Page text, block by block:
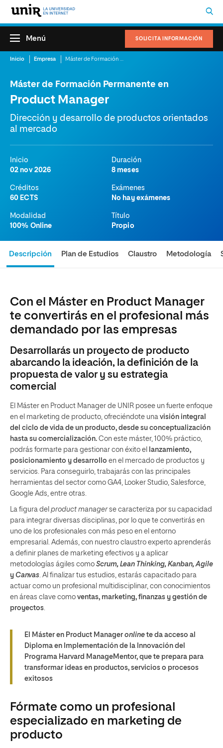
SOLICITA INFORMACIÓN
Menú
Inicio Empresa
Máster de Formación Permanente en
Product Manager
Dirección y desarrollo de productos orientados
al mercado
Inicio
02 nov 2026
Duración
8 meses
Créditos
60 ECTS
Exámenes
No hay exámenes
Modalidad
100% Online
Título
Propio
Descripción Plan de Estudios Claustro Metodología
Con el Máster en Product Manager
te convertirás en el profesional más
demandado por las empresas
Desarrollarás un proyecto de producto
abarcando la ideación, la definición de la
propuesta de valor y su estrategia
comercial
El Máster en Product Manager de UNIR posee un fuerte enfoque
en el marketing de producto, ofreciéndote una visión integral
del ciclo de vida de un producto, desde su conceptualización
hasta su comercialización. Con este máster, 100% práctico,
podrás formarte para gestionar con éxito el
lanzamiento,
posicionamiento y desarrollo en el mercado de productos y
servicios. Para conseguirlo, trabajarás con las principales
herramientas del sector como GA4, Looker Studio, Salesforce,
Google Ads, entre otras.
La figura del product managerse caracteriza por su capacidad
para integrar diversas disciplinas, por lo que te convertirás en
uno de los profesionales con más peso en el entorno
empresarial. Además, con nuestro claustro experto aprenderás
a definir planes de marketing efectivos y a aplicar
metodologías ágiles como Scrum, Lean Thinking, Kanban, Agile
y Canvas. Al finalizar tus estudios, estarás capacitado para
actuar como un profesional multidisciplinar, con conocimientos
en áreas clave como ventas, marketing, finanzas y gestión de
proyectos.
El Máster en Product Manager online te da acceso al
Diploma en Implementación de la Innovación del
Programa Harvard ManageMentor, que te prepara para
transformar ideas en productos, servicios o procesos
exitosos
Fórmate como un profesional
especializado en marketing de
producto